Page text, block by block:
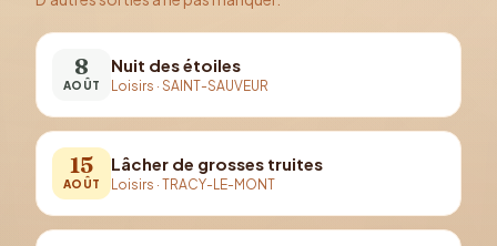
8
AOÛT
Nuit des étoiles
Loisirs · SAINT-SAUVEUR
15
AOÛT
Lâcher de grosses truites
Loisirs · TRACY-LE-MONT